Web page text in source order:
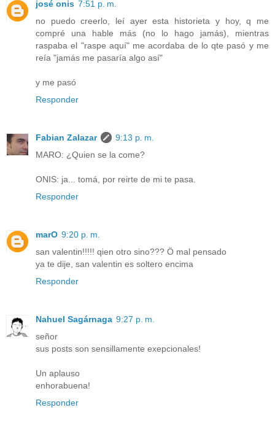
josé onis 7:51 p. m.
no puedo creerlo, leí ayer esta historieta y hoy, q me
compré una hable más (no lo hago jamás), mientras
raspaba el "raspe aquí" me acordaba de lo qte pasó y me
reía "jamás me pasaría algo así"
y me pasó
Responder
Fabian Zalazar
9:13 p. m.
MARO: ¿Quien se la come?
ONIS: ja... tomá, por reirte de mi te pasa.
Responder
marO 9:20 p. m.
san valentin!!!!! qien otro sino??? Ö mal pensado
ya te dije, san valentin es soltero encima
Responder
Nahuel Sagárnaga 9:27 p. m.
señor
sus posts son sensillamente exepcionales!
Un aplauso
enhorabuena!
Responder